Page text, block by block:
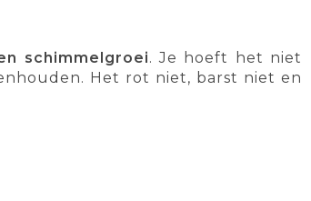
schimmelgroei. Je hoeft het niet
Het rot niet, barst niet en